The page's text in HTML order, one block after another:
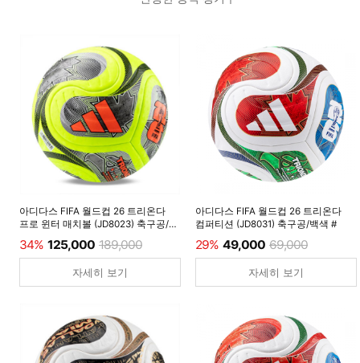
아디다스 FIFA 월드컵 26 트리온다
프로 윈터 매치볼 (JD8023) 축구공/
34% 125,000 189,000
자세히 보기
아디다스 FIFA 월드컵 26 트리온다
컴퍼티션 (JD8031) 축구공/백색 #
29% 49,000 69,000
자세히 보기